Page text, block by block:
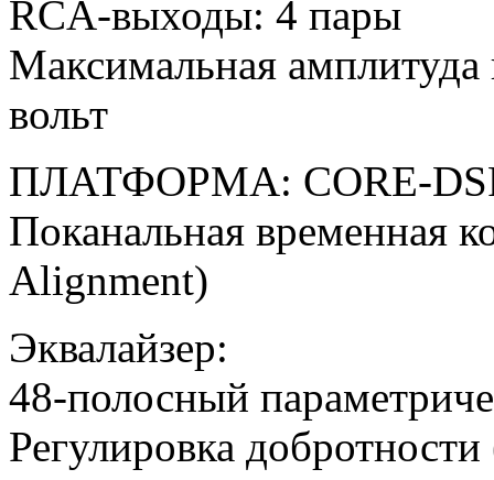
RCA-выходы: 4 пары
Максимальная
вольт
ПЛАТФОРМА: CORE-
Поканальная временная
Alignment)
Эквалайзер:
48-полосный
Регулировка